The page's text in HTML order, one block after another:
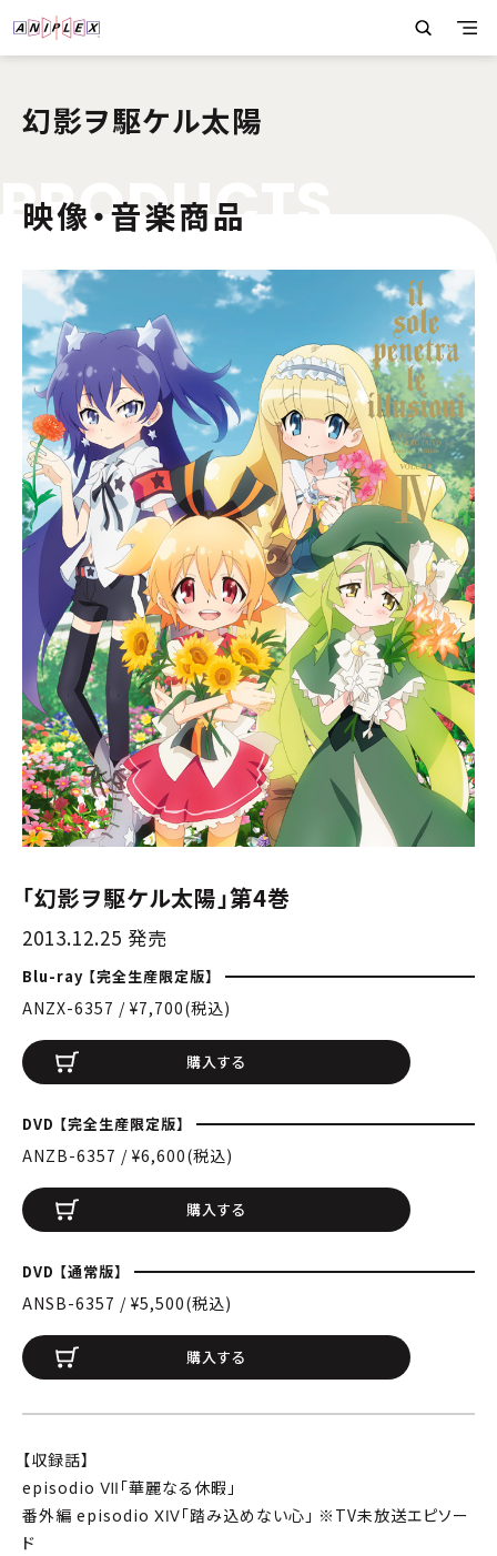
幻影ヲ駆ケル太陽
PRODUC
映像・音楽商品
「幻影ヲ駆ケル太陽」第4巻
2013.12.25 発売
Blu-ray 【完全生産限定版】
ANZX-6357 / ¥7,700(税込)
購入する
DVD 【完全生産限定版】
ANZB-6357 / ¥6,600(税込)
購入する
DVD 【通常版】
ANSB-6357 / ¥5,500(税込)
購入する
【収録話】
episodio Ⅶ「華麗なる休暇」
番外編 episodio ⅩⅣ「踏み込めない心」 ※TV未放送エピソー
ド